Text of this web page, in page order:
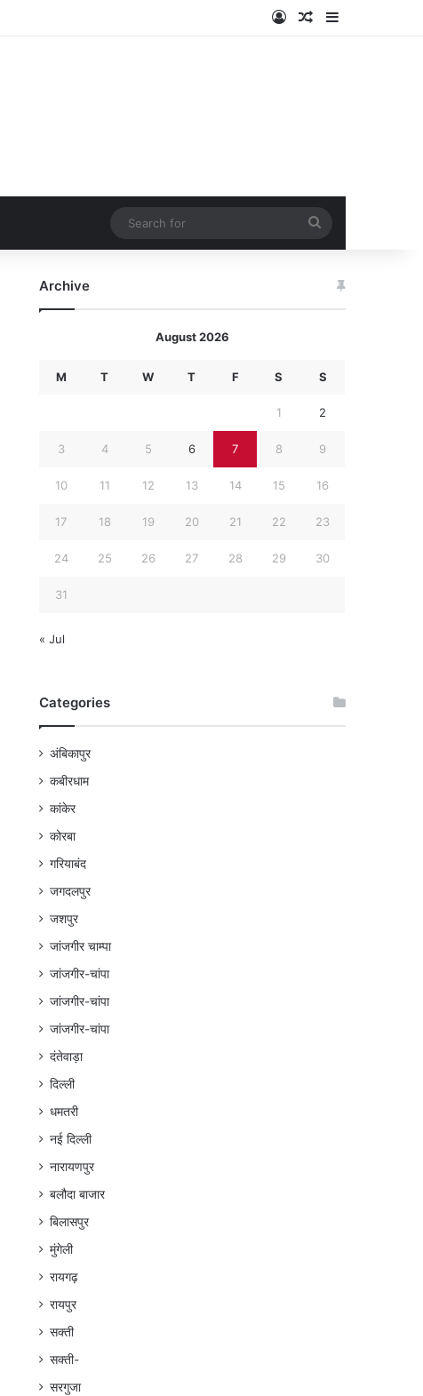
Log InRandom Article
Sidebar
for
Archive
August 2026
M T W T F S S
1 2
3 4 5 6 7 8 9
10 11 12 13 14 15 16
17 18 19 20 21 22 23
24 25 26 27 28 29 30
31
« Jul
Categories
अंबिकापुर
कबीरधाम
कांकेर
कोरबा
गरियाबंद
जगदलपुर
जशपुर
जांजगीर चाम्पा
जांजगीर-चांपा
जांजगीर-चांपा
जांजगीर-चांपा
दंतेवाड़ा
दिल्ली
धमतरी
नई दिल्ली
नारायणपुर
बलौदा बाजार
बिलासपुर
मुंगेली
रायगढ़
रायपुर
सक्ती
सक्ती-
सरगुजा